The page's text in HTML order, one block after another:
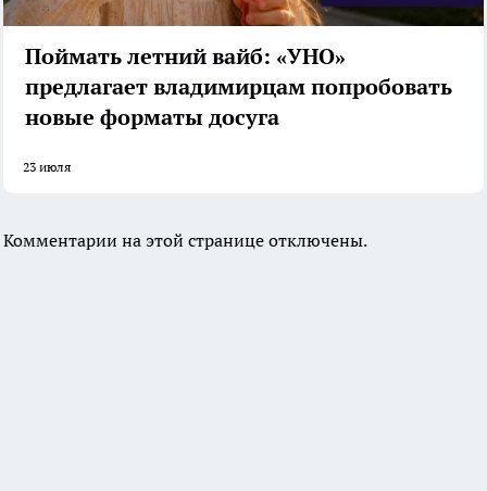
Поймать летний вайб: «УНО»
предлагает владимирцам попробовать
новые форматы досуга
23 июля
Комментарии на этой странице отключены.